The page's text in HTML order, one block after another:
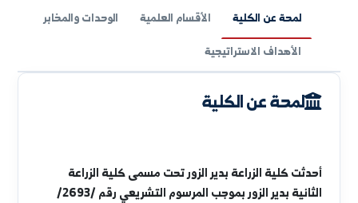
لمحة عن الكلية الأقسام العلمية
لمحة عن الكلية